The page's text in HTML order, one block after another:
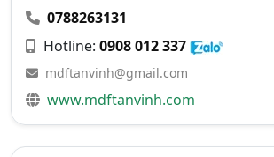
0788263131
Hotline: 0908 012 337
mdftanvinh@gmail.com
www.mdftanvinh.com